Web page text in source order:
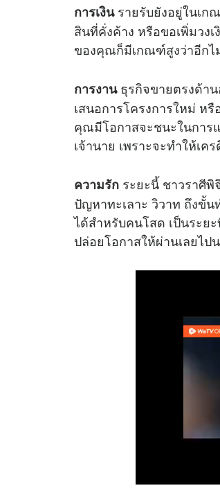
การเงินรายรับยังอยู่ในเก
สินที่คั่งค้าง หรือขอเพิ่มวง
ของคุณก็มีเกณฑ์สูงว่าอีก
การงานธุรกิจขายตรงด้าน
เสนอการโครงการใหม่
คุณมีโอกาสจะชนะในการ
เจ้านาย เพราะจะทำให้เ
ความรัก ระยะนี้ ชาวราศี
ปัญหาทะเลาะ วิวาท ถึงขั้
ได้สำหรับคนโสด เป็นระ
ปล่อยโอกาสให้ผ่านเลยไป